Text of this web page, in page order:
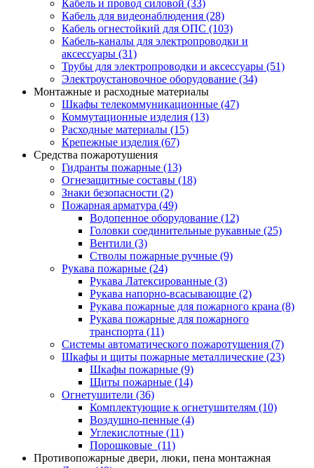
Кабель и провод силовой (33)
Кабель для видеонаблюдения (28)
Кабель огнестойкий для ОПС (103)
Кабель-каналы для электропроводки и
аксессуары (31)
Трубы для электропроводки и аксессуары (51)
Электроустановочное оборудование (34)
Монтажные и расходные материалы
Шкафы телекоммуникационные (47)
Коммутационные изделия (13)
Расходные материалы (15)
Крепежные изделия (67)
Средства пожаротушения
Гидранты пожарные (13)
Огнезащитные составы (18)
Знаки безопасности (2)
Пожарная арматура (49)
Водопенное оборудование (12)
Головки соединительные рукавные (25)
Вентили (3)
Стволы пожарные ручные (9)
Рукава пожарные (24)
Рукава Латексированные (3)
Рукава напорно-всасывающие (2)
Рукава пожарные для пожарного крана (8)
Рукава пожарные для пожарного
транспорта (11)
Системы автоматического пожаротушения (7)
Шкафы и щиты пожарные металлические (23)
Шкафы пожарные (9)
Щиты пожарные (14)
Огнетушители (36)
Комплектующие к огнетушителям (10)
Воздушно-пенные (4)
Углекислотные (11)
Порошковые (11)
Противопожарные двери, люки, пена монтажная